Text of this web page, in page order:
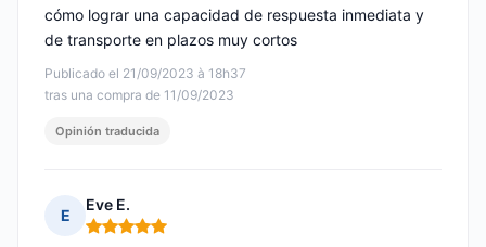
Publicado el 21/09/2023 à 18h37
tras una compra de 11/09/2023
cómo lograr una capacidad de respuesta inmediata y
de transporte en plazos muy cortos
Opinión traducida
E
Eve E.
Nota: 5 de 5